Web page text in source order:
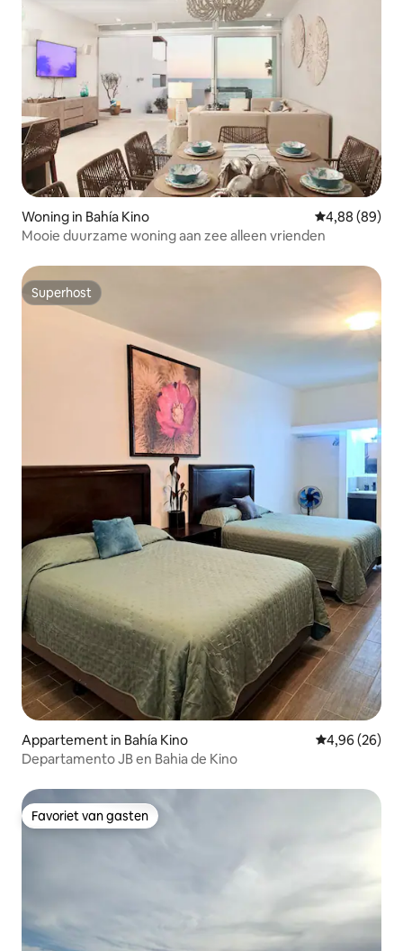
Woning in Bahía Kino Gemiddelde
4,88 (89)
Mooie duurzame woning aan zee alleen vrienden
Superhost
Superhost
Appartement in Bahía Kino Gemiddelde
4,96 (26)
Departamento JB en Bahia de Kino
Favoriet van gasten
Favoriet van gasten